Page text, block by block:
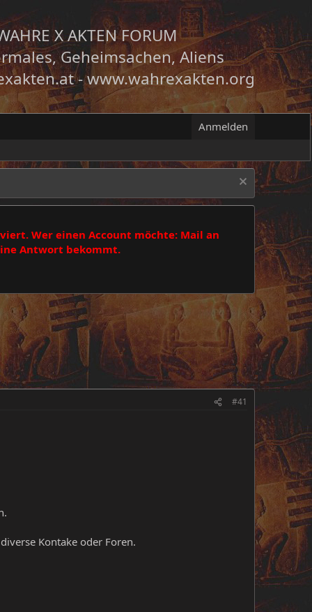
X AKTEN FORUM
Geheimsachen, Aliens
-www.wahrexakten.org
Anmelden
Wer einen Account möchte: Mail an
Antwort bekommt.
#41
Kontake oder Foren.